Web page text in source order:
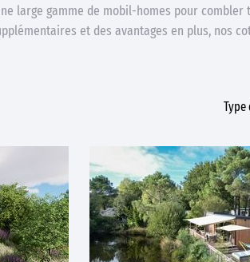
large gamme de mobil-homes pour
et des avantages en plus, nos